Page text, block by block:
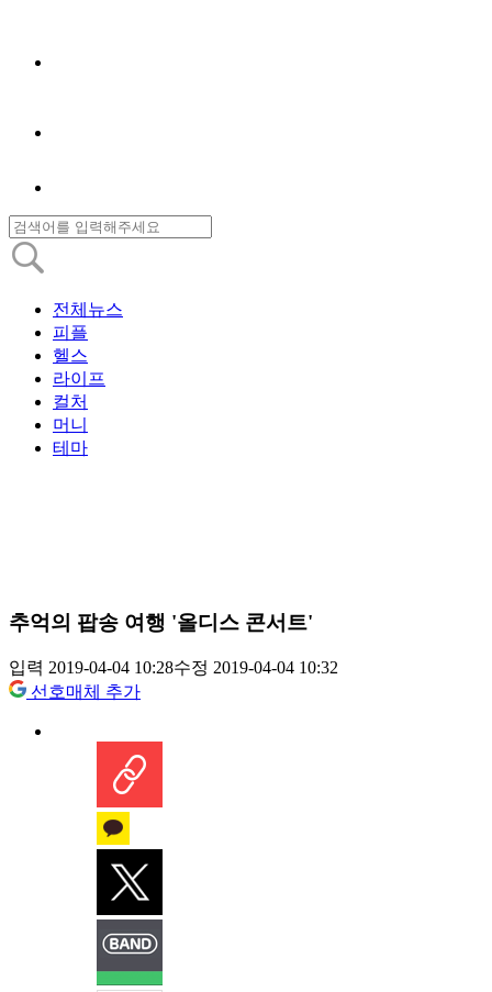
전체뉴스
피플
헬스
라이프
컬처
머니
테마
추억의 팝송 여행 '올디스 콘서트'
입력 2019-04-04 10:28수정 2019-04-04 10:32
선호매체 추가